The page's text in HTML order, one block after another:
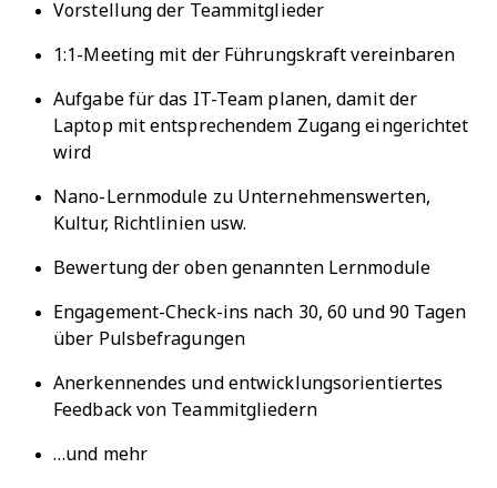
Vorstellung der Teammitglieder
1:1-Meeting mit der Führungskraft vereinbaren
Aufgabe für das IT-Team planen, damit der
Laptop mit entsprechendem Zugang eingerichtet
wird
Nano-Lernmodule zu Unternehmenswerten,
Kultur, Richtlinien usw.
Bewertung der oben genannten Lernmodule
Engagement-Check-ins nach 30, 60 und 90 Tagen
über Pulsbefragungen
Anerkennendes und entwicklungsorientiertes
Feedback von Teammitgliedern
…und mehr